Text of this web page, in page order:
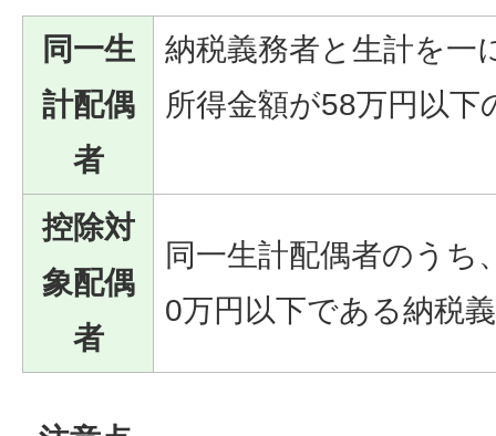
同一生
計配偶
者
納税義務者と生計を一
所得金額が58万円以下
控除対
象配偶
者
同一生計配偶者のうち
0万円以下である納税